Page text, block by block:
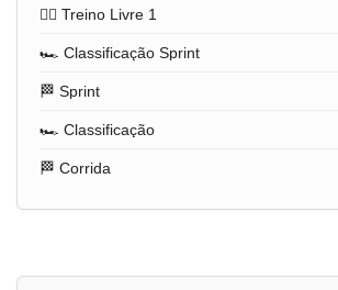
🏋️‍♂️ Treino Livre 1
🏎️ Classificação Sprint
🏁 Sprint
🏎️ Classificação
🏁 Corrida